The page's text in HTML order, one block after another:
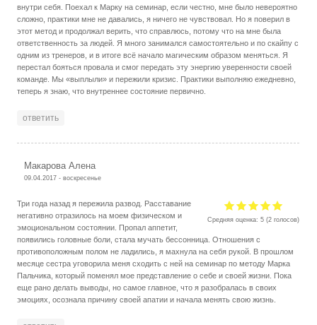
внутри себя. Поехал к Марку на семинар, если честно, мне было невероятно
сложно, практики мне не давались, я ничего не чувствовал. Но я поверил в
этот метод и продолжал верить, что справлюсь, потому что на мне была
ответственность за людей. Я много занимался самостоятельно и по скайпу с
одним из тренеров, и в итоге всё начало магическим образом меняться. Я
перестал бояться провала и смог передать эту энергию уверенности своей
команде. Мы «выплыли» и пережили кризис. Практики выполняю ежедневно,
теперь я знаю, что внутреннее состояние первично.
ответить
Макарова Алена
09.04.2017 - воскресенье
Средняя оценка:5 (2 голосов)
Три года назад я пережила развод. Расставание
негативно отразилось на моем физическом и
эмоциональном состоянии. Пропал аппетит,
появились головные боли, стала мучать бессонница. Отношения с
противоположным полом не ладились, я махнула на себя рукой. В прошлом
месяце сестра уговорила меня сходить с ней на семинар по методу Марка
Пальчика, который поменял мое представление о себе и своей жизни. Пока
еще рано делать выводы, но самое главное, что я разобралась в своих
эмоциях, осознала причину своей апатии и начала менять свою жизнь.